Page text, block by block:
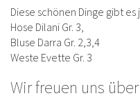
Diese schönen Dinge gibt
Hose Dilani Gr. 3,
Bluse Darra Gr. 2,3,4
Weste Evette Gr. 3
Wir freuen uns